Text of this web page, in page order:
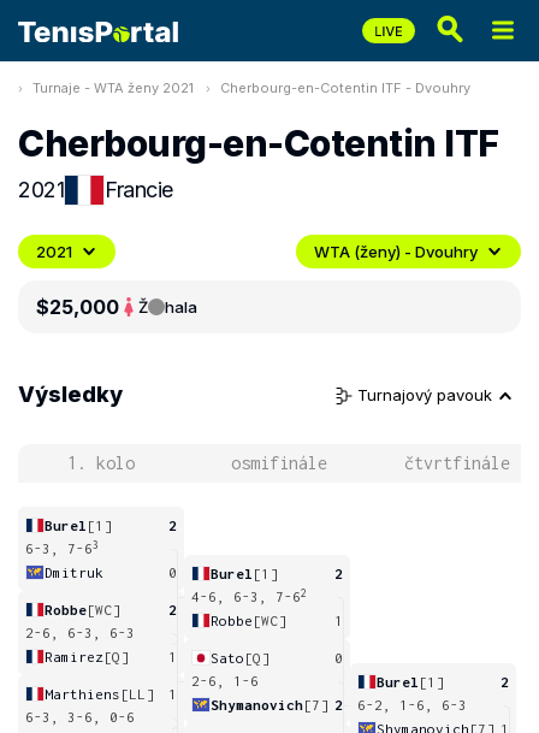
Turnaje - WTA ženy 2021 Cherbourg-en-Cotentin ITF - Dvouhry
Cherbourg-en-Cotentin ITF
2021 Francie
2021 WTA (ženy) - Dvouhry
$25,000 Ž hala
Výsledky Turnajový pavouk
1. kolo osmifinále čtvrtfinále
Burel [1]
2
6-3, 7-63
Dmitruk 0
Robbe[WC]
2
2-6, 6-3, 6-3
Ramirez [Q] 1
Marthiens [LL]
1
6-3, 3-6, 0-6
Burel [1]
2
4-6, 6-3, 7-62
Robbe [WC] 1
Sato [Q]
0
2-6, 1-6
Shymanovich[7] 2
Burel [1]
2
6-2, 1-6, 6-3
Shymanovich [7] 1